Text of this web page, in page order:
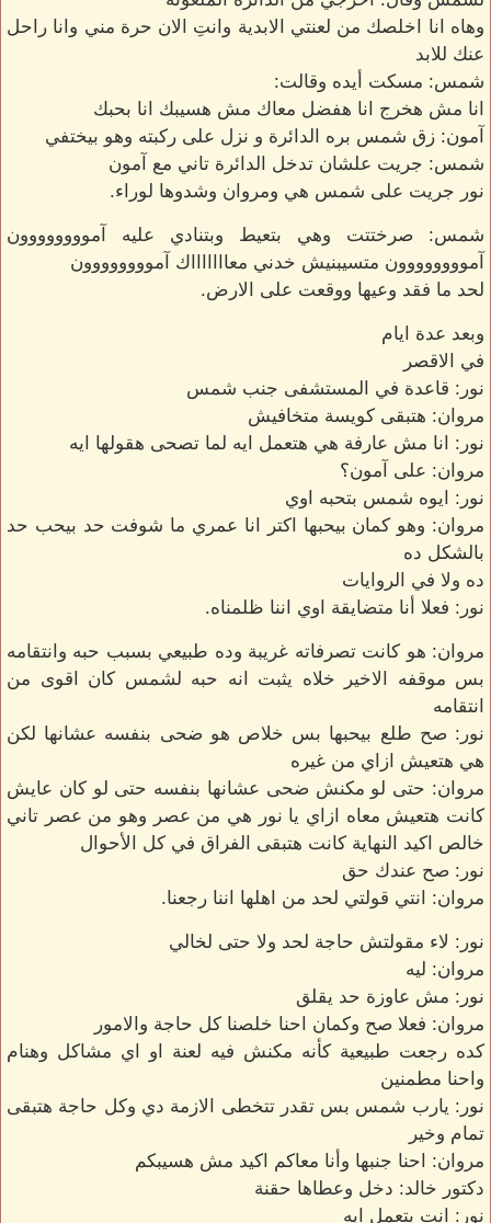
وهاه انا اخلصك من لعنتي الابدية وانتِ الان حرة مني وانا راحل
عنك للابد
شمس: مسكت أيده وقالت:
انا مش هخرج انا هفضل معاك مش هسيبك انا بحبك
آمون: زق شمس بره الدائرة و نزل على ركبته وهو بيختفي
شمس: جريت علشان تدخل الدائرة تاني مع آمون
نور جريت على شمس هي ومروان وشدوها لوراء.
شمس: صرختتت وهي بتعيط وبتنادي عليه آموووووووون
آموووووووون متسيبنيش خدني معاااااااك آموووووووون
لحد ما فقد وعيها ووقعت على الارض.
وبعد عدة ايام
في الاقصر
نور: قاعدة في المستشفى جنب شمس
مروان: هتبقى كويسة متخافيش
نور: انا مش عارفة هي هتعمل ايه لما تصحى هقولها ايه
مروان: على آمون؟
نور: ايوه شمس بتحبه اوي
مروان: وهو كمان بيحبها اكتر انا عمري ما شوفت حد بيحب حد
بالشكل ده
ده ولا في الروايات
نور: فعلا أنا متضايقة اوي اننا ظلمناه.
مروان: هو كانت تصرفاته غريبة وده طبيعي بسبب حبه وانتقامه
بس موقفه الاخير خلاه يثبت انه حبه لشمس كان اقوى من
انتقامه
نور: صح طلع بيحبها بس خلاص هو ضحى بنفسه عشانها لكن
هي هتعيش ازاي من غيره
مروان: حتى لو مكنش ضحى عشانها بنفسه حتى لو كان عايش
كانت هتعيش معاه ازاي يا نور هي من عصر وهو من عصر تاني
خالص اكيد النهاية كانت هتبقى الفراق في كل الأحوال
نور: صح عندك حق
مروان: انتي قولتي لحد من اهلها اننا رجعنا.
نور: لاء مقولتش حاجة لحد ولا حتى لخالي
مروان: ليه
نور: مش عاوزة حد يقلق
مروان: فعلا صح وكمان احنا خلصنا كل حاجة والامور
كده رجعت طبيعية كأنه مكنش فيه لعنة او اي مشاكل وهنام
واحنا مطمنين
نور: يارب شمس بس تقدر تتخطى الازمة دي وكل حاجة هتبقى
تمام وخير
مروان: احنا جنبها وأنا معاكم اكيد مش هسيبكم
دكتور خالد: دخل وعطاها حقنة
نور: انت بتعمل ايه